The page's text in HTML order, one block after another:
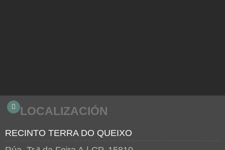
LOCALIZACIÓN
RECINTO TERRA DO QUEIXO